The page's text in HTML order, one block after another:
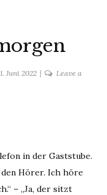
1. Juni 2022
Leave a
in der Gaststube.
Hörer. Ich höre
– „Ja, der sitzt